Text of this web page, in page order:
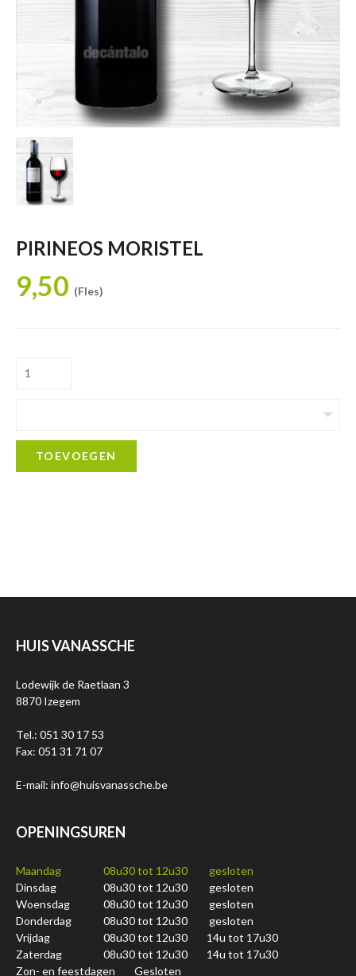
PIRINEOS MORISTEL
9,50 (Fles)
TOEVOEGEN
HUIS VANASSCHE
Lodewijk de Raetlaan 3
8870 Izegem
Tel.: 051 30 17 53
Fax: 051 31 71 07
E-mail: info@huisvanassche.be
OPENINGSUREN
Maandag 08u30 tot 12u30
gesloten
Dinsdag
08u30 tot 12u30
gesloten
Woensdag
08u30 tot 12u30
gesloten
Donderdag
08u30 tot 12u30
gesloten
Vrijdag
08u30 tot 12u30
14u tot 17u30
Zaterdag
08u30 tot 12u30
14u tot 17u30
Zon- en feestdagen
Gesloten